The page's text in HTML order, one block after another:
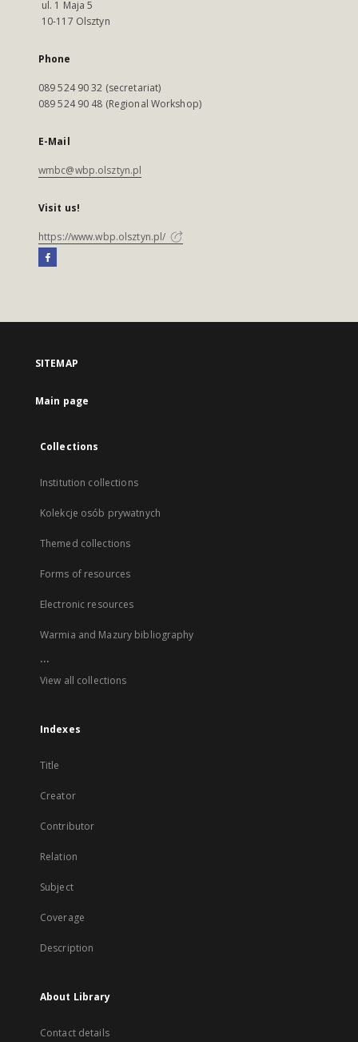
ul. 1 Maja 5
10-117 Olsztyn
Phone
089 524 90 32 (secretariat)
089 524 90 48 (Regional Workshop)
E-Mail
wmbc@wbp.olsztyn.pl
Visit us!
https://www.wbp.olsztyn.pl/
SITEMAP
Main page
Collections
Institution collections
Kolekcje osób prywatnych
Themed collections
Forms of resources
Electronic resources
Warmia and Mazury bibliography
...
View all collections
Indexes
Title
Creator
Contributor
Relation
Subject
Coverage
Description
About Library
Contact details